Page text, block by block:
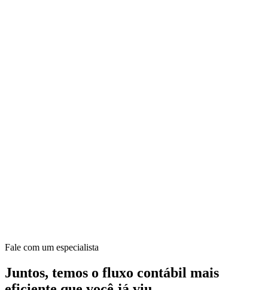
Fale com um especialista
Juntos, temos o fluxo contábil mais